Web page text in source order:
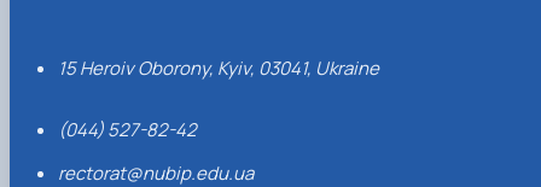
15 Heroiv Oborony, Kyiv, 03041, Ukraine
(044) 527-82-42
rectorat@nubip.edu.ua